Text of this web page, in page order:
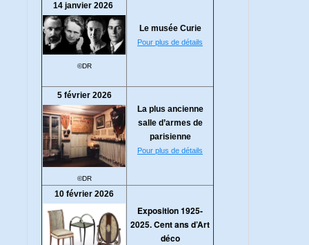
14 janvier 2026
©DR
Le musée Curie
Pour plus de détails
5 février 2026
©DR
La plus ancienne
salle d’armes de
parisienne
Pour plus de détails
10 février 2026
Exposition 1925-
2025. Cent ans d’Art
déco